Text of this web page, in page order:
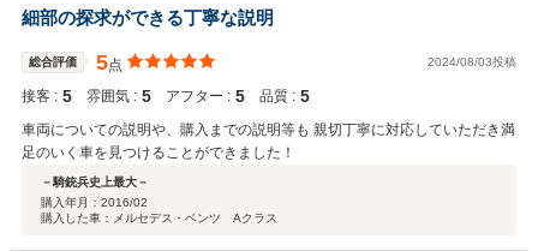
客様にご満足いただけるよう 精進して参ります。 今後のイチ様のカー
ライフに関しましても しっかりとサポートさせて頂きたいと存じます
ので どうぞ引き続きよろしくお願いいたします。
細部の探求ができる丁寧な説明
総合評価 5点 2024/08/03投稿
接客 : 5 雰囲気 : 5 アフター : 5 品質 : 5
車両についての説明や、購入までの説明等も 親切丁寧に対応していただき満
足のいく車を見つけることができました！
－騎銃兵史上最大－
購入年月： 2016/02
購入した車：メルセデス・ベンツ Aクラス